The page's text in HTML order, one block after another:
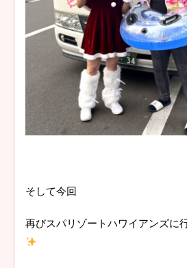
そして今回
再びスパリゾートハワイアンズに